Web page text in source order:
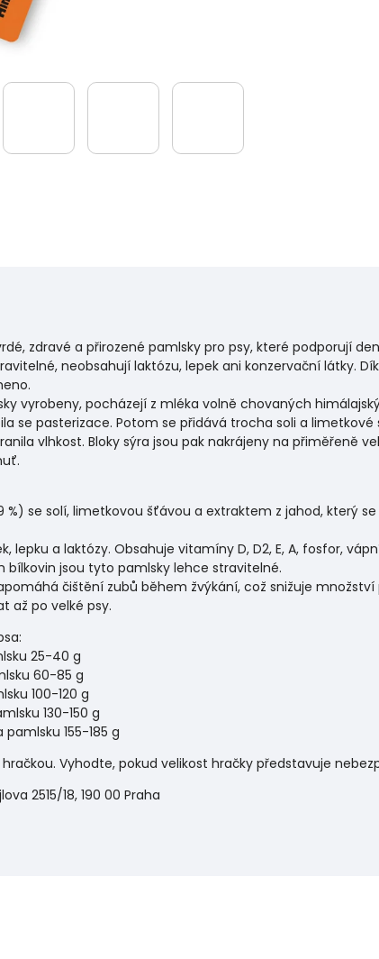
zdravé a přirozené pamlsky pro psy, které podporují
neobsahují laktózu, lepek ani konzervační látky.
vyrobeny, pocházejí z mléka volně chovaných
se pasterizace. Potom se přidává trocha soli a limetkové
vlhkost. Bloky sýra jsou pak nakrájeny na přiměřeně
%) se solí, limetkovou šťávou a extraktem z jahod, který
lepku a laktózy. Obsahuje vitamíny D, D2, E, A, fosfor,
jsou tyto pamlsky lehce stravitelné.
čištění zubů během žvýkání, což snižuje množství
až po velké psy.
25-40 g
60-85 g
100-120 g
130-150 g
155-185 g
Vyhodte, pokud velikost hračky představuje
2515/18, 190 00 Praha